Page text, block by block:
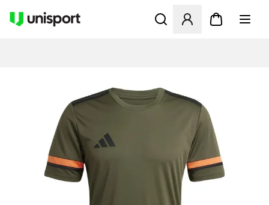
Åbner en Modal til at